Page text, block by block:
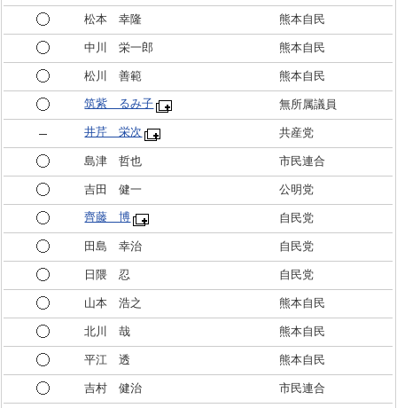
松本 幸隆 熊本自民
中川 栄一郎 熊本自民
松川 善範 熊本自民
筑紫 るみ子 無所属議員
井芹 栄次 共産党
島津 哲也 市民連合
吉田 健一 公明党
齊藤 博 自民党
田島 幸治 自民党
日隈 忍 自民党
山本 浩之 熊本自民
北川 哉 熊本自民
平江 透 熊本自民
吉村 健治 市民連合